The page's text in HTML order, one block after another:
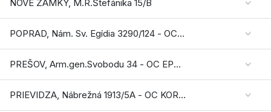
NOVÉ ZÁMKY, M.R.Štefánika 15/B
POPRAD, Nám. Sv. Egídia 3290/124 - OC FORUM
PREŠOV, Arm.gen.Svobodu 34 - OC EPERIA
PRIEVIDZA, Nábrežná 1913/5A - OC KORZO